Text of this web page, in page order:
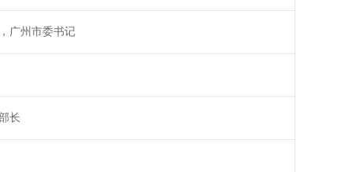
广州市委书记
长